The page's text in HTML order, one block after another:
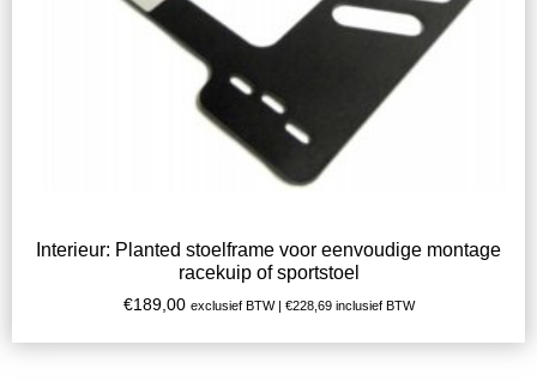
Interieur: Planted stoelframe voor eenvoudige montage
racekuip of sportstoel
€189,00 exclusief BTW | €228,69inclusief BTW